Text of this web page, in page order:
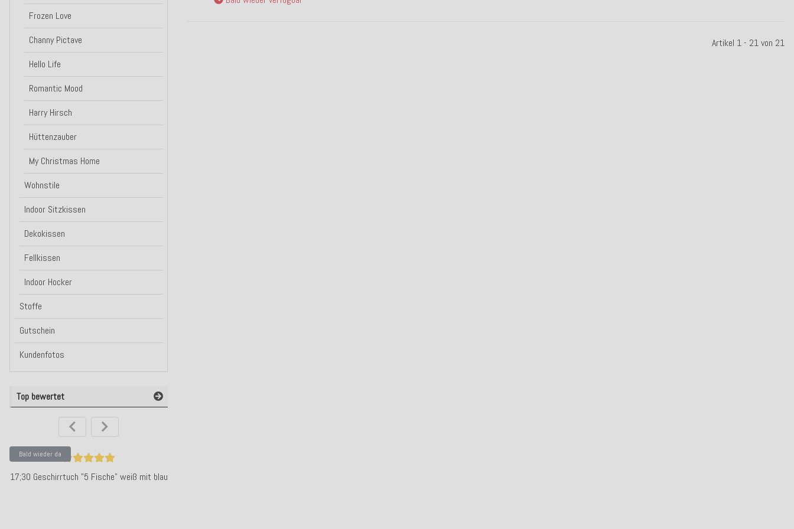
Artikel 1 - 21 von 21
Frozen Love
Channy Pictave
Hello Life
Romantic Mood
Harry Hirsch
Hüttenzauber
My Christmas Home
Wohnstile
Indoor Sitzkissen
Dekokissen
Fellkissen
Indoor Hocker
Stoffe
Gutschein
Kundenfotos
Top bewertet
Bald wieder da
17;30 Geschirrtuch "5 Fische" weiß mit blau